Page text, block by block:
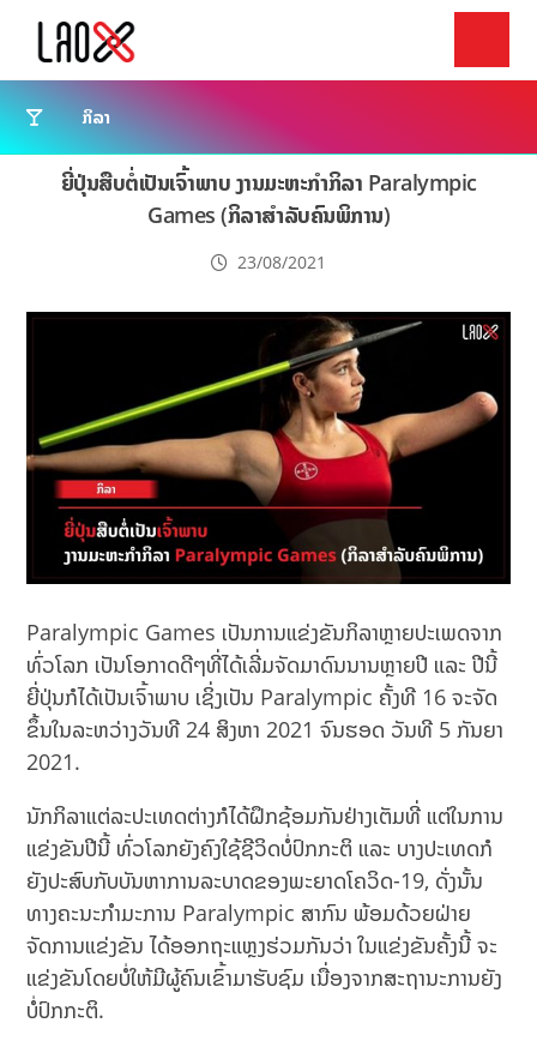
ກິລາ
ຍີ່ປຸ່ນສືບຕໍ່ເປັນເຈົ້າພາບ ງານມະຫະກຳກິລາ Paralympic
Games (ກິລາສຳລັບຄົນພິການ)
23/08/2021
Paralympic Games ເປັນການແຂ່ງຂັນກິລາຫຼາຍປະເພດຈາກ
ທົ່ວໂລກ ເປັນໂອກາດດີໆທີ່ໄດ້ເລີ່ມຈັດມາດົນນານຫຼາຍປີ ແລະ ປີນີ້
ຍີ່ປຸ່ນກໍໄດ້ເປັນເຈົ້າພາບ ເຊິ່ງເປັນ Paralympic ຄັ້ງທີ 16 ຈະຈັດ
ຂຶ້ນໃນລະຫວ່າງວັນທີ 24 ສິງຫາ 2021 ຈົນຮອດ ວັນທີ 5 ກັນຍາ
2021.
ນັກກິລາແຕ່ລະປະເທດຕ່າງກໍໄດ້ຝຶກຊ້ອມກັນຢ່າງເຕັມທີ່ ແຕ່ໃນການ
ແຂ່ງຂັນປີນີ້ ທົ່ວໂລກຍັງຄົງໃຊ້ຊີວິດບໍ່ປົກກະຕິ ແລະ ບາງປະເທດກໍ
ຍັງປະສົບກັບບັນຫາການລະບາດຂອງພະຍາດໂຄວິດ-19, ດັ່ງນັ້ນ
ທາງຄະນະກຳມະການ Paralympic ສາກົນ ພ້ອມດ້ວຍຝ່າຍ
ຈັດການແຂ່ງຂັນ ໄດ້ອອກຖະແຫຼງຮ່ວມກັນວ່າ ໃນແຂ່ງຂັນຄັ້ງນີ້ ຈະ
ແຂ່ງຂັນໂດຍບໍ່ໃຫ້ມີຜູ້ຄົນເຂົ້າມາຮັບຊົມ ເນື່ອງຈາກສະຖານະການຍັງ
ບໍ່ປົກກະຕິ.